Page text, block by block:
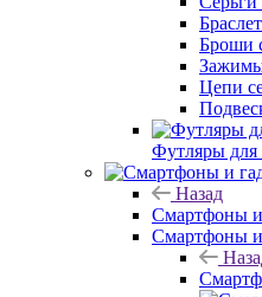
Броши
Зажимы
Цепи
Футляры
Назад
Смартфоны
Смартфоны